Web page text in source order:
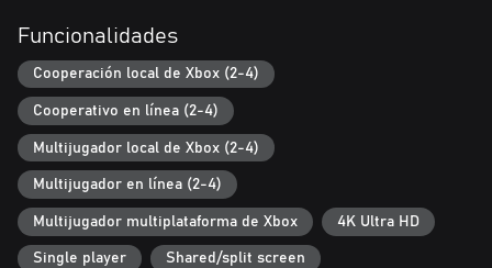
armadura. Prepara pociones o construye bombas. Coge una pala
decisión es tuya!
+ Monstruos y jefes: misteriosas bestias de la oscuridad…
Enciende la antorcha y huirán. Bandidos traicioneros: dales tu
dinero y seguirás vivo. Jefes astutos: ¡intenta acercarte a ellos!
+ Tesoros y trofeos: llena tus bolsillos con los trofeos de los
enemigos a los que venzas. Encuentra todos los escondites.
¡Desentierra todos los tesoros del Mundo oscuro!
Funcionalidades
Cooperación local de Xbox (2-4)
Cooperativo en línea (2-4)
Multijugador local de Xbox (2-4)
Multijugador en línea (2-4)
Multijugador multiplataforma de Xbox 4K Ultra HD
Single player Shared/split screen